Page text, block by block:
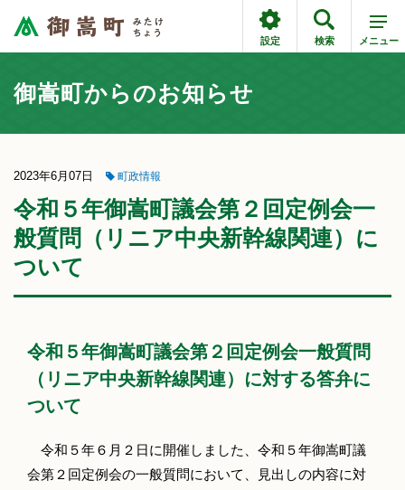
設定 検索 メニュー
御嵩町からのお知らせ
2023年6月07日 町政情報
令和５年御嵩町議会第２回定例会一
般質問（リニア中央新幹線関連）に
ついて
令和５年御嵩町議会第２回定例会一般質問
（リニア中央新幹線関連）に対する答弁に
ついて
令和５年６月２日に開催しました、令和５年御嵩町議
会第２回定例会の一般質問において、見出しの内容に対